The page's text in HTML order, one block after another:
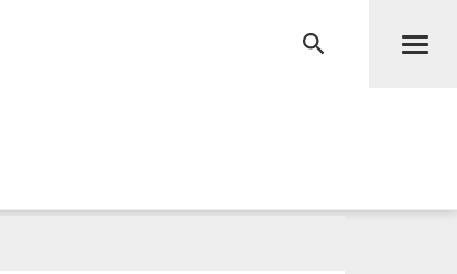
RECHERCHE